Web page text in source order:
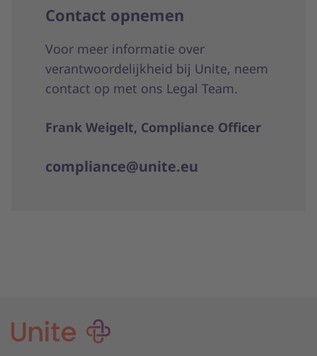
Contact opnemen
Voor meer informatie over
verantwoordelijkheid bij Unite, neem
contact op met ons Legal Team.
Frank Weigelt, Compliance Officer
compliance@unite.eu